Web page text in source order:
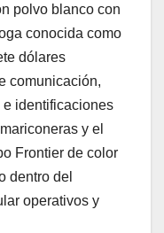
polvo blanco con
conocida como
dólares
comunicación,
identificaciones
y el
Frontier de color
dentro del
operativos y